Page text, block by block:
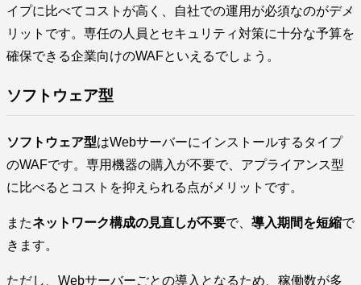
イプに比べてコストが高く、自社での運用が必須なのがデメ
リットです。専任の人員とセキュリティ対策に十分な予算を
確保できる企業向けのWAFといえるでしょう。
ソフトウェア型
ソフトウェア型はWebサーバーにインストールするタイプ
のWAFです。専用機器の購入が不要で、アプライアンス型
に比べるとコストを抑えられる点がメリットです。
またネットワーク構成の見直しが不要で、 導入期間を短縮で
きます。
ただし、Webサーバーごとの導入となるため、稼働数が多